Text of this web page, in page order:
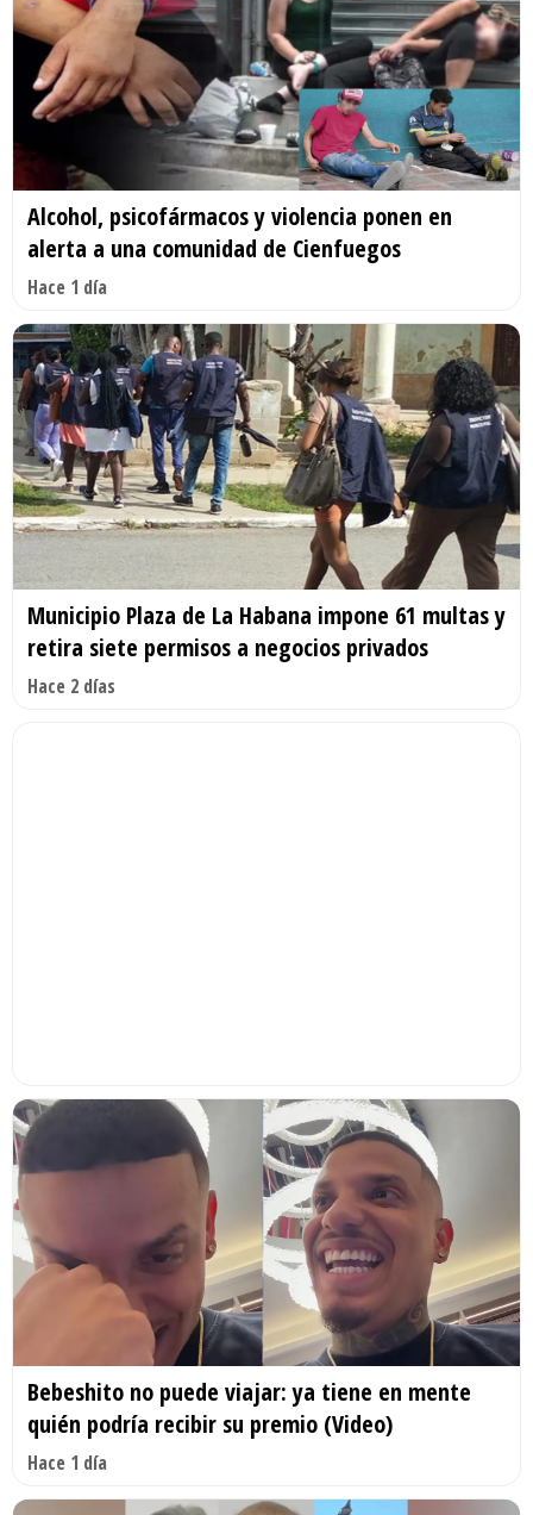
Alcohol, psicofármacos y violencia ponen en
alerta a una comunidad de Cienfuegos
Hace 1 día
Municipio Plaza de La Habana impone 61 multas y
retira siete permisos a negocios privados
Hace 2 días
Bebeshito no puede viajar: ya tiene en mente
quién podría recibir su premio (Video)
Hace 1 día